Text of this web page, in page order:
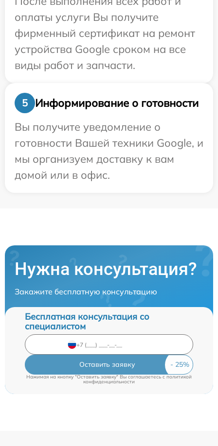
оплаты услуги Вы получите
фирменный сертификат на ремонт
устройства Google сроком на все
виды работ и запчасти.
5
Информирование о готовности
Вы получите уведомление о
готовности Вашей техники Google, и
мы организуем доставку к вам
домой или в офис.
Нужна консультация?
Закажите бесплатную консультацию
Бесплатная консультация со
специалистом
Оставить заявку
Нажимая на кнопку "Оставить заявку" Вы соглашаетесь c политикой
конфиденциальности